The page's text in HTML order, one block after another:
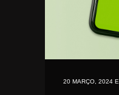
20 MARÇO, 2024